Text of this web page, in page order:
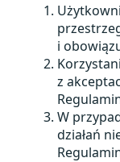
i
z
W
działań